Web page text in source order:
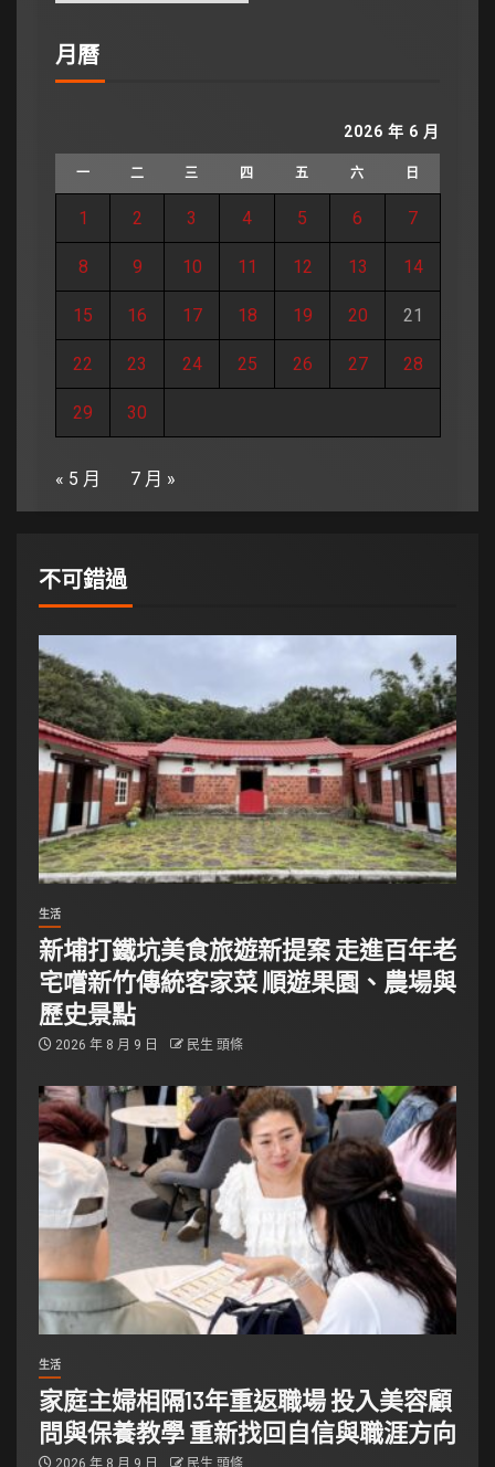
月曆
2026 年 6 月
一 二 三 四 五 六 日
1 2 3 4 5 6 7
8 9 10 11 12 13 14
15 16 17 18 19 20 21
22 23 24 25 26 27 28
29 30
« 5 月 7 月 »
不可錯過
生活
新埔打鐵坑美食旅遊新提案 走進百年老
宅嚐新竹傳統客家菜 順遊果園、農場與
歷史景點
2026 年 8 月 9 日 民生 頭條
生活
家庭主婦相隔13年重返職場 投入美容顧
問與保養教學 重新找回自信與職涯方向
2026 年 8 月 9 日 民生 頭條